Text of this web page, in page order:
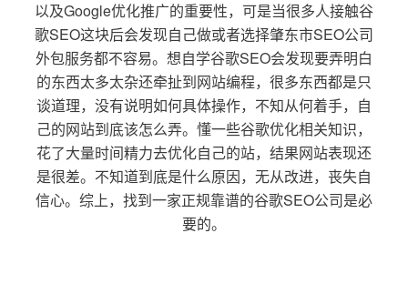
以及Google优化推广的重要性，可是当很多人接触谷
歌SEO这块后会发现自己做或者选择肇东市SEO公司
外包服务都不容易。想自学谷歌SEO会发现要弄明白
的东西太多太杂还牵扯到网站编程，很多东西都是只
谈道理，没有说明如何具体操作，不知从何着手，自
己的网站到底该怎么弄。懂一些谷歌优化相关知识，
花了大量时间精力去优化自己的站，结果网站表现还
是很差。不知道到底是什么原因，无从改进，丧失自
信心。综上，找到一家正规靠谱的谷歌SEO公司是必
要的。